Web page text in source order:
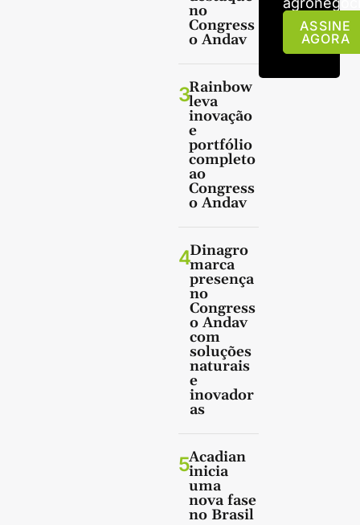
no
Congress
o Andav
3Rainbow
leva
inovação
e
portfólio
completo
ao
Congress
o Andav
4Dinagro
marca
presença
no
Congress
o Andav
com
soluções
naturais
e
inovador
as
5Acadian
inicia
uma
nova fase
no Brasil
ASSINE
AGORA